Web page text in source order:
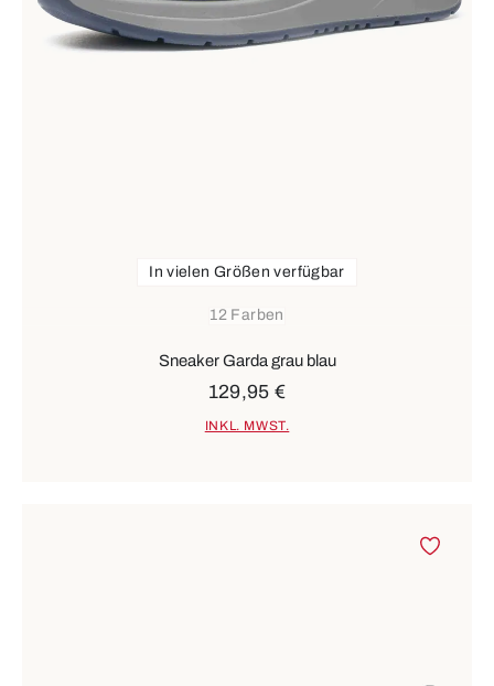
12 Farben
In vielen Größen verfügbar
Sneaker Garda grau blau
129,95 €
INKL. MWST.